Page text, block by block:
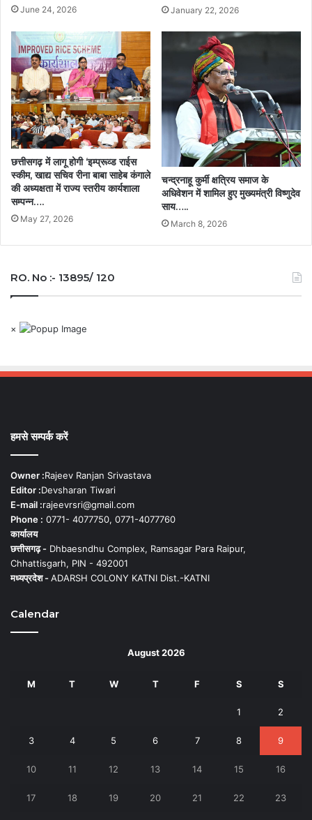
June 24, 2026 January 22, 2026
छत्तीसगढ़ में लागू होगी ‘इम्प्रूव्ड राईस
स्कीम, खाद्य सचिव रीना बाबा साहेब कंगाले
की अध्यक्षता में राज्य स्तरीय कार्यशाला
सम्पन्न….
May 27, 2026
चन्द्रनाहू कुर्मी क्षत्रिय समाज के
अधिवेशन में शामिल हुए मुख्यमंत्री विष्णुदेव
साय…..
March 8, 2026
RO. No :- 13895/ 120
×
हमसे सम्पर्क करें
Owner :Rajeev Ranjan Srivastava
Editor :Devsharan Tiwari
E-mail :rajeevrsri@gmail.com
Phone : 0771- 4077750, 0771-4077760
कार्यालय
छत्तीसगढ़ - Dhbaesndhu Complex, Ramsagar Para Raipur,
Chhattisgarh, PIN - 492001
मध्यप्रदेश -ADARSH COLONY KATNI Dist.-KATNI
Calendar
August 2026
M T W T F S S
1 2
3 4 5 6 7 8 9
10 11 12 13 14 15 16
17 18 19 20 21 22 23